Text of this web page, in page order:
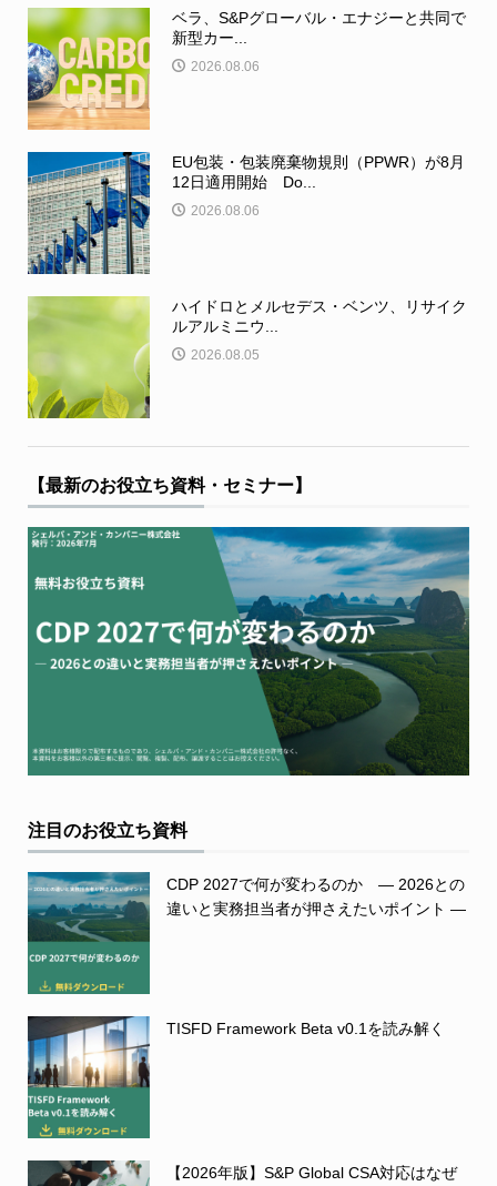
ベラ、S&Pグローバル・エナジーと共同で
新型カー...
2026.08.06
EU包装・包装廃棄物規則（PPWR）が8月
12日適用開始 Do...
2026.08.06
ハイドロとメルセデス・ベンツ、リサイク
ルアルミニウ...
2026.08.05
【最新のお役立ち資料・セミナー】
注目のお役立ち資料
CDP 2027で何が変わるのか ― 2026との
違いと実務担当者が押さえたいポイント ―
TISFD Framework Beta v0.1を読み解く
【2026年版】S&P Global CSA対応はなぜ